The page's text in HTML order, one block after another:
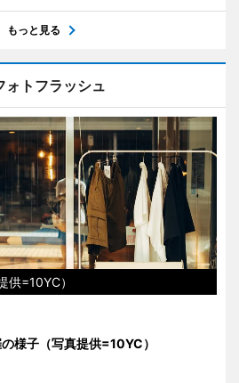
もっと見る
ォトフラッシュ
供=10YC）
様子（写真提供=10YC）